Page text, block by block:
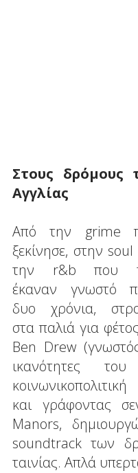
Στους δρόμους
Αγγλίας
Από την grime
ξεκίνησε, στην soul
την r&b που
έκαναν γνωστό
δυο χρόνια,
στα παλιά για
Ben Drew
ικανότητες
και γράφοντας
Manors,
soundtrack των
ταινίας. Απλά